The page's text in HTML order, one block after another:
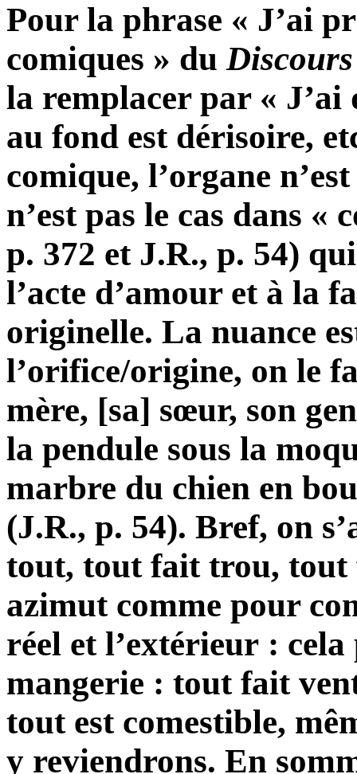
Pour la phrase « J’ai
comiques » du
la remplacer par «
au fond est dérisoire,
comique, l’organe
n’est pas le cas dans
p. 372 et J.R., p. 54)
l’acte d’amour et à la
originelle. La nuance
l’orifice/origine, on le
mère, [sa] sœur, son
la pendule sous la
marbre du chien en
(J.R., p. 54). Bref, on
tout, tout fait trou, tout
azimut comme pour
réel et l’extérieur :
mangerie : tout fait
tout est comestible,
y reviendrons. En